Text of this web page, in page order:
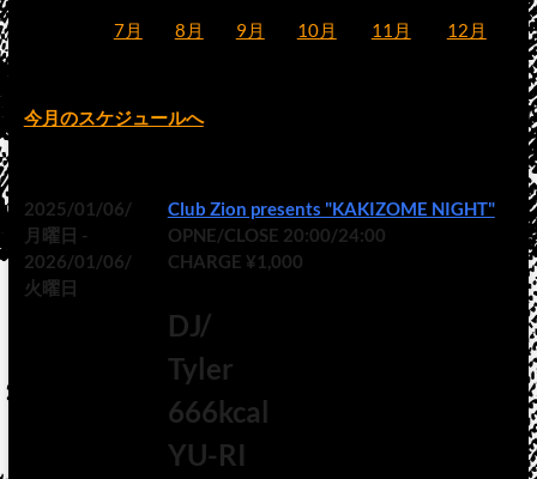
7月 8月 9月 10月 11月 12月
今月のスケジュールへ
2025/01/06/
月曜日 -
2026/01/06/
火曜日
Club Zion presents "KAKIZOME NIGHT"
OPNE/CLOSE 20:00/24:00
CHARGE ¥1,000
DJ/
Tyler
666kcal
YU-RI